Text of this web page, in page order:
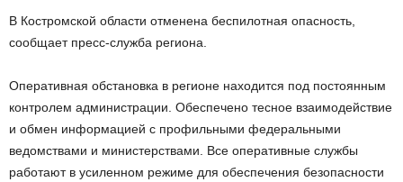
В Костромской области отменена беспилотная опасность,
сообщает пресс-служба региона.
Оперативная обстановка в регионе находится под постоянным
контролем администрации. Обеспечено тесное взаимодействие
и обмен информацией с профильными федеральными
ведомствами и министерствами. Все оперативные службы
работают в усиленном режиме для обеспечения безопасности